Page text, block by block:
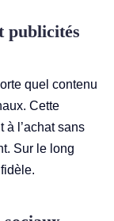
publicités
quel contenu
Cette
l’achat sans
Sur le long